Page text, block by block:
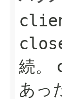
続。
あっ